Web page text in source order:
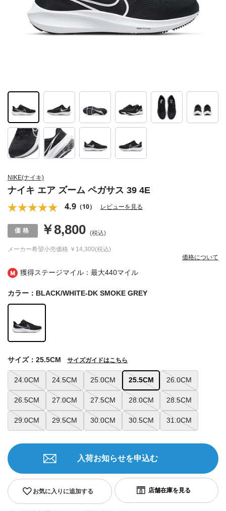
獲得ステージマイル：最大440マイル
NIKE(ナイキ)
ナイキ エア ズーム ペガサス 39 4E
4.9 （10） レビューを見る
メーカー希望小売価格 ￥14,300(税込)
￥8,800 (税込)
価格について
カラー：BLACK/WHITE-DK SMOKE GREY
24.0CM 24.5CM 25.0CM 25.5CM 26.0CM
26.5CM 27.0CM 27.5CM 28.0CM 28.5CM
29.0CM 29.5CM 30.0CM 30.5CM 31.0CM
サイズ：25.5CM サイズガイドはこちら
お気に入りに追加する
入荷お知らせを申込む